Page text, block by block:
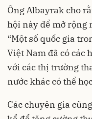
Ông Albayrak cho
hội này để mở rộng
“Một số quốc gia
Việt Nam đã có các
với các thị trường
nước khác có thể
Các chuyên gia